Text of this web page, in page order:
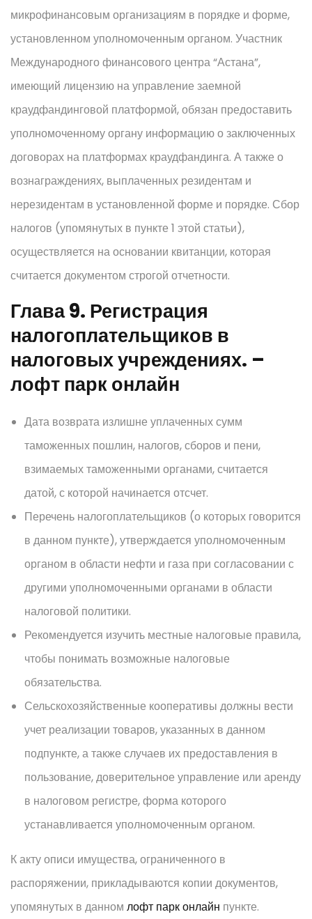
микрофинансовым организациям в порядке и форме,
установленном уполномоченным органом. Участник
Международного финансового центра “Астана”,
имеющий лицензию на управление заемной
краудфандинговой платформой, обязан предоставить
уполномоченному органу информацию о заключенных
договорах на платформах краудфандинга. А также о
вознаграждениях, выплаченных резидентам и
нерезидентам в установленной форме и порядке. Сбор
налогов (упомянутых в пункте 1 этой статьи),
осуществляется на основании квитанции, которая
считается документом строгой отчетности.
Глава 9. Регистрация
налогоплательщиков в
налоговых учреждениях. –
лофт парк онлайн
Дата возврата излишне уплаченных сумм
таможенных пошлин, налогов, сборов и пени,
взимаемых таможенными органами, считается
датой, с которой начинается отсчет.
Перечень налогоплательщиков (о которых говорится
в данном пункте), утверждается уполномоченным
органом в области нефти и газа при согласовании с
другими уполномоченными органами в области
налоговой политики.
Рекомендуется изучить местные налоговые правила,
чтобы понимать возможные налоговые
обязательства.
Сельскохозяйственные кооперативы должны вести
учет реализации товаров, указанных в данном
подпункте, а также случаев их предоставления в
пользование, доверительное управление или аренду
в налоговом регистре, форма которого
устанавливается уполномоченным органом.
К акту описи имущества, ограниченного в
распоряжении, прикладываются копии документов,
упомянутых в данном лофт парк онлайн пункте.